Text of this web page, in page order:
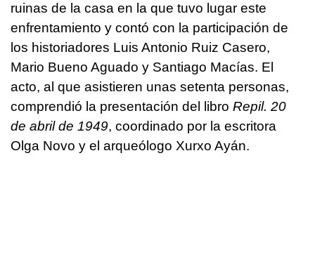
ruinas de la casa en la que tuvo lugar este
enfrentamiento y contó con la participación de
los historiadores Luis Antonio Ruiz Casero,
Mario Bueno Aguado y Santiago Macías. El
acto, al que asistieren unas setenta personas,
comprendió la presentación del libro Repil. 20
de abril de 1949, coordinado por la escritora
Olga Novo y el arqueólogo Xurxo Ayán.